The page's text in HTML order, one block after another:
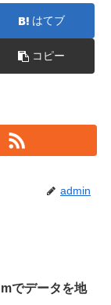
はてブ
コピー
admin
でデータを地